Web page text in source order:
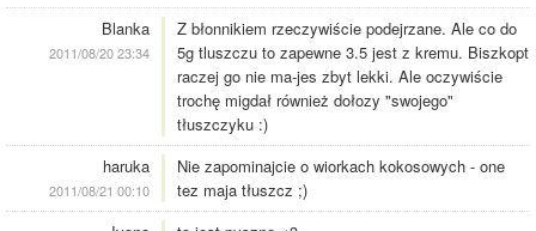
Blanka
2011/08/20 23:34
Z błonnikiem rzeczywiście podejrzane. Ale co do
5g tluszczu to zapewne 3.5 jest z kremu. Biszkopt
raczej go nie ma-jes zbyt lekki. Ale oczywiście
trochę migdał również dołozy "swojego"
tłuszczyku :)
haruka
2011/08/21 00:10
Nie zapominajcie o wiorkach kokosowych - one
tez maja tłuszcz ;)